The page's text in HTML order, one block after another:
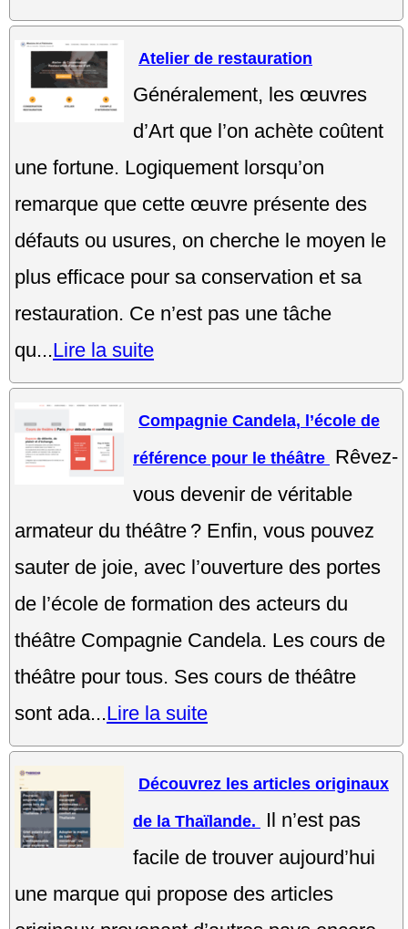
Atelier de restauration
Généralement, les œuvres
d’Art que l’on achète coûtent
une fortune. Logiquement lorsqu’on
remarque que cette œuvre présente des
défauts ou usures, on cherche le moyen le
plus efficace pour sa conservation et sa
restauration. Ce n’est pas une tâche
qu...Lire la suite
Compagnie Candela, l’école de
référence pour le théâtre Rêvez-
vous devenir de véritable
armateur du théâtre ? Enfin, vous pouvez
sauter de joie, avec l’ouverture des portes
de l’école de formation des acteurs du
théâtre Compagnie Candela. Les cours de
théâtre pour tous. Ses cours de théâtre
sont ada...Lire la suite
Découvrez les articles originaux
de la Thaïlande.
Il n’est pas
facile de trouver aujourd’hui
une marque qui propose des articles